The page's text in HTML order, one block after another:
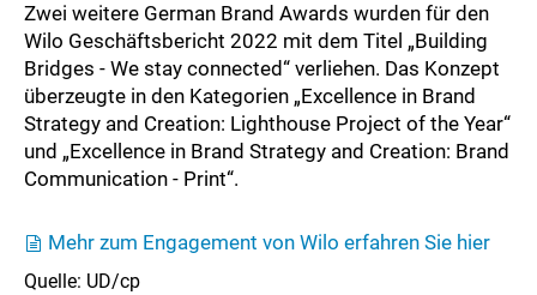
Zwei weitere German Brand Awards wurden für den
Wilo Geschäftsbericht 2022 mit dem Titel „Building
Bridges - We stay connected“ verliehen. Das Konzept
überzeugte in den Kategorien „Excellence in Brand
Strategy and Creation: Lighthouse Project of the Year“
und „Excellence in Brand Strategy and Creation: Brand
Communication - Print“.
Mehr zum Engagement von Wilo erfahren Sie hier
Quelle: UD/cp